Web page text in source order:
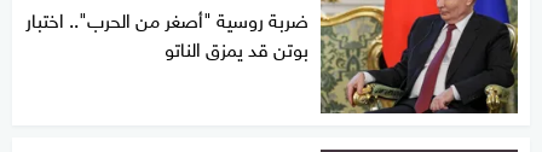
ضربة روسية "أصغر من الحرب".. اختبار
بوتن قد يمزق الناتو